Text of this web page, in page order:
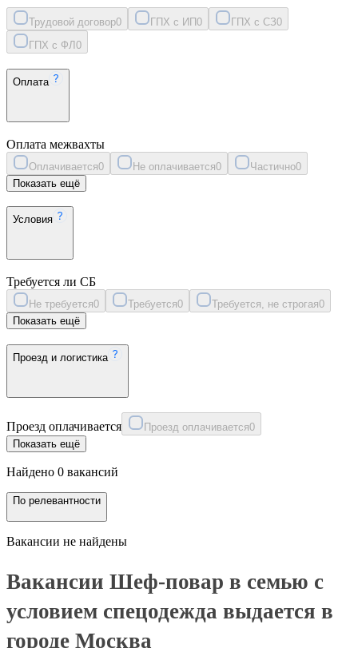
Трудовой договор0 ГПХ с ИП0 ГПХ с СЗ0
ГПХ с ФЛ 0
Оплата
Оплата межвахты
Оплачивается0 Не оплачивается0 Частично0
Показать ещё
Условия
Требуется ли СБ
Не требуется0 Требуется0 Требуется, не строгая0
Показать ещё
Проезд и логистика
Проезд оплачивается Проезд оплачивается0
Показать ещё
Найдено 0 вакансий
По релевантности
Вакансии не найдены
Вакансии Шеф-повар в семью с
условием спецодежда выдается в
городе Москва